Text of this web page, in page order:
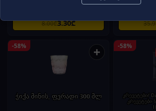
8.00₾3.30₾
-58% +
ჭიქა მინის, ფერადი 300 მლ
-58%
კრევეტები/
კრევეტები